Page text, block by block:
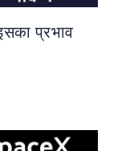
प्रभाव